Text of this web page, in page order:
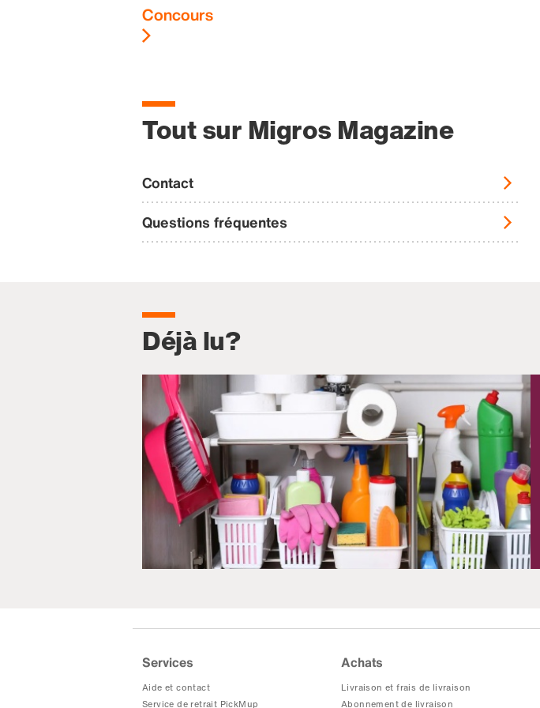
Concours
Tout sur Migros Magazine
Contact
Questions fréquentes
Déjà lu?
Services
Aide et contact
Service de retrait PickMup
Achats
Livraison et frais de livraison
Abonnement de livraison